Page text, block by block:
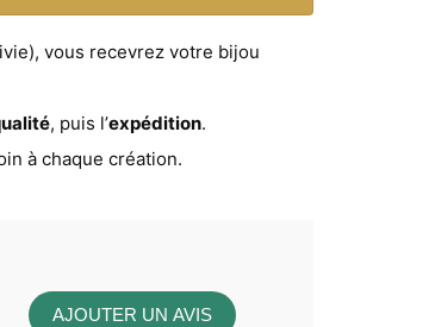
vous recevrez votre bijou
, puis l’expédition.
à chaque création.
AJOUTER UN AVIS